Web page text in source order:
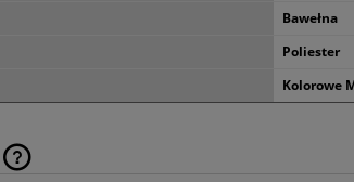
Bawełna
Poliester
Kolorowe